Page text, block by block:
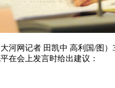
网记者 田凯中 高利国/图）
在会上发言时给出建议：